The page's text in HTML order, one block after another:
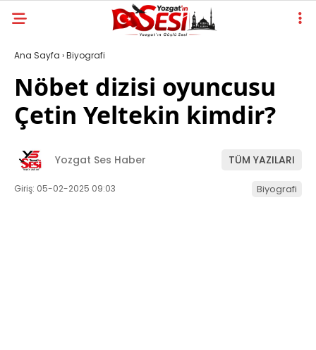
Ana Sayfa ›Biyografi
Nöbet dizisi oyuncusu
Çetin Yeltekin kimdir?
Yozgat Ses Haber TÜM YAZILARI
Giriş: 05-02-2025 09:03 Biyografi